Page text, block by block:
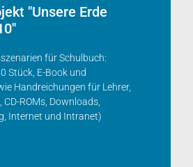
"Unsere Erde
für Schulbuch:
Stück, E-Book und
Handreichungen für Lehrer,
ROMs, Downloads,
Internet und Intranet)